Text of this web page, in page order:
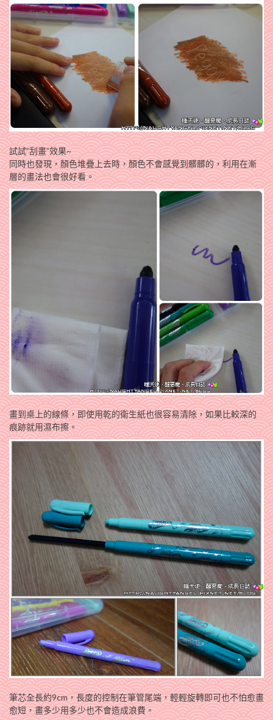
試試”刮畫”效果~
同時也發現，顏色堆疊上去時，顏色不會感覺到髒髒的，利用在漸
層的畫法也會很好看。
畫到桌上的線條，即使用乾的衛生紙也很容易清除，如果比較深的
痕跡就用濕布擦。
筆芯全長約9cm，長度的控制在筆管尾端，輕輕旋轉即可也不怕愈畫
愈短，畫多少用多少也不會造成浪費。